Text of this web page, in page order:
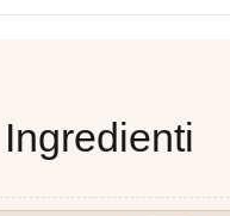
Ingredienti